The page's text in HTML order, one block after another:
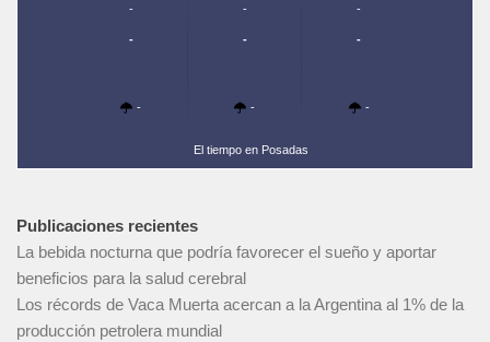
-
-
-
-
-
-
-
-
-
El tiempo en Posadas
Publicaciones recientes
La bebida nocturna que podría favorecer el sueño y aportar
beneficios para la salud cerebral
Los récords de Vaca Muerta acercan a la Argentina al 1% de la
producción petrolera mundial